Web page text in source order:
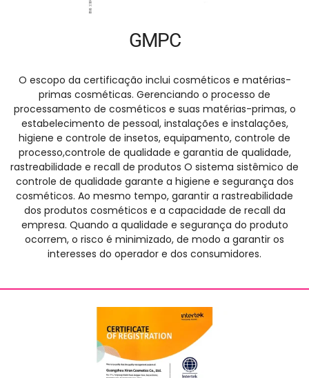
GMPC
O escopo da certificação inclui cosméticos e matérias-
primas cosméticas. Gerenciando o processo de
processamento de cosméticos e suas matérias-primas, o
estabelecimento de pessoal, instalações e instalações,
higiene e controle de insetos, equipamento, controle de
processo,controle de qualidade e garantia de qualidade,
rastreabilidade e recall de produtos O sistema sistêmico de
controle de qualidade garante a higiene e segurança dos
cosméticos. Ao mesmo tempo, garantir a rastreabilidade
dos produtos cosméticos e a capacidade de recall da
empresa. Quando a qualidade e segurança do produto
ocorrem, o risco é minimizado, de modo a garantir os
interesses do operador e dos consumidores.